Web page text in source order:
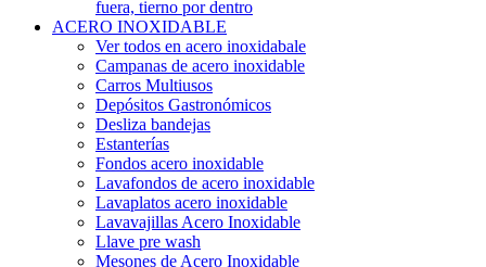
fuera, tierno por dentro
ACERO INOXIDABLE
Ver todos en acero inoxidabale
Campanas de acero inoxidable
Carros Multiusos
Depósitos Gastronómicos
Desliza bandejas
Estanterías
Fondos acero inoxidable
Lavafondos de acero inoxidable
Lavaplatos acero inoxidable
Lavavajillas Acero Inoxidable
Llave pre wash
Mesones de Acero Inoxidable